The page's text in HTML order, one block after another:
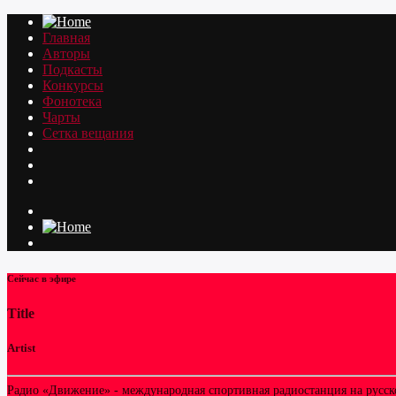
Главная
Авторы
Подкасты
Конкурсы
Фонотека
Чарты
Сетка вещания
Сейчас в эфире
Title
Artist
Радио «Движение» - международная спортивная радиостанция на